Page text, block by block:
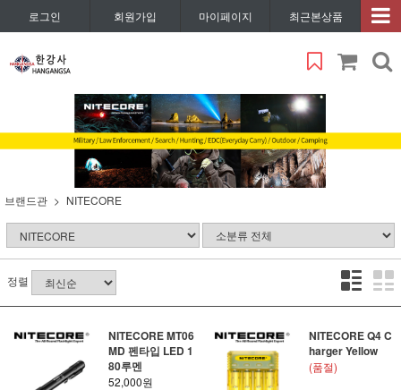
로그인 회원가입 마이페이지 최근본상품
브랜드관 NITECORE
정렬
NITECORE MT06
MD 펜타입 LED 1
80루멘
52,000원
NITECORE Q4 C
harger Yellow
(품절)